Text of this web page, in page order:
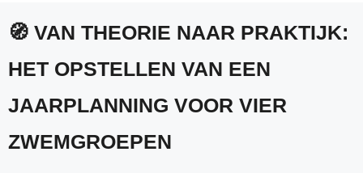
🧭 VAN THEORIE NAAR PRAKTIJK:
HET OPSTELLEN VAN EEN
JAARPLANNING VOOR VIER
ZWEMGROEPEN